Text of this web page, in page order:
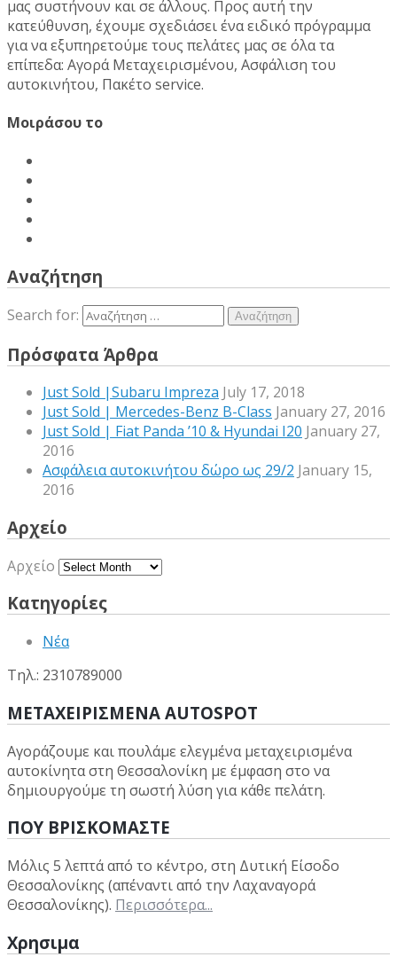
μας συστήνουν και σε άλλους. Προς αυτή την
κατεύθυνση, έχουμε σχεδιάσει ένα ειδικό πρόγραμμα
για να εξυπηρετούμε τους πελάτες μας σε όλα τα
επίπεδα: Αγορά Μεταχειρισμένου, Ασφάλιση του
αυτοκινήτου, Πακέτο service.
Μοιράσου το
Αναζήτηση
Search for:
Πρόσφατα Άρθρα
Just Sold |Subaru Impreza July 17, 2018
Just Sold | Mercedes-Benz B-Class January 27, 2016
Just Sold | Fiat Panda ’10 & Hyundai I20 January 27,
2016
Ασφάλεια αυτοκινήτου δώρο ως 29/2 January 15,
2016
Αρχείο
Αρχείο
Κατηγορίες
Νέα
Τηλ.: 2310789000
ΜΕΤΑΧΕΙΡΙΣΜΕΝΑ AUTOSPOT
Αγοράζουμε και πουλάμε ελεγμένα μεταχειρισμένα
αυτοκίνητα στη Θεσσαλονίκη με έμφαση στο να
δημιουργούμε τη σωστή λύση για κάθε πελάτη.
ΠΟΥ ΒΡΙΣΚΟΜΑΣΤΕ
Μόλις 5 λεπτά από το κέντρο, στη Δυτική Είσοδο
Θεσσαλονίκης (απέναντι από την Λαχαναγορά
Θεσσαλονίκης). Περισσότερα...
Χρησιμα